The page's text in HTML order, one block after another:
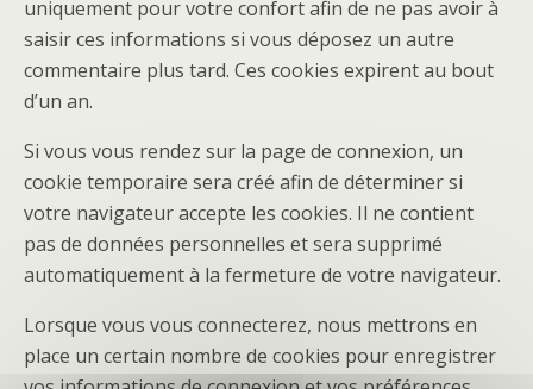
uniquement pour votre confort afin de ne pas avoir à
saisir ces informations si vous déposez un autre
commentaire plus tard. Ces cookies expirent au bout
d’un an.
Si vous vous rendez sur la page de connexion, un
cookie temporaire sera créé afin de déterminer si
votre navigateur accepte les cookies. Il ne contient
pas de données personnelles et sera supprimé
automatiquement à la fermeture de votre navigateur.
Lorsque vous vous connecterez, nous mettrons en
place un certain nombre de cookies pour enregistrer